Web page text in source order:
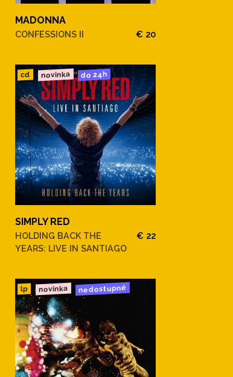
MADONNA
CONFESSIONS II € 20
cd novinka do 24h
SIMPLY RED
HOLDING BACK THE
YEARS: LIVE IN SANTIAGO
€ 22
lp novinka nedostupné